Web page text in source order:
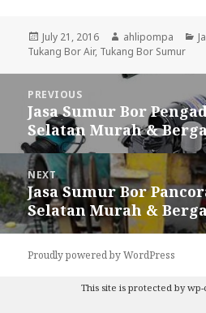
Posted
on
July 21, 2016 Author
ahlipompa
Tukang Bor Air, Tukang Bor Sumur
navigation
PREVIOUS
Previous
post:
Jasa Sumur Bor
Selatan Murah &
NEXT
Next
post:
Jasa Sumur Bor
Selatan Murah &
Proudly powered by WordPress
This site is protected bywp-